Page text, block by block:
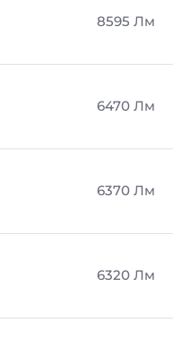
8595 Лм
6470 Лм
6370 Лм
6320 Лм